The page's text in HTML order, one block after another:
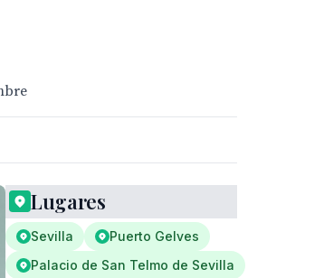
Lugares
Sevilla
Puerto Gelves
Palacio de San Telmo de Sevilla